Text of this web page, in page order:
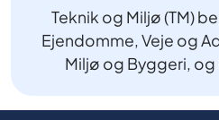
Teknik og Miljø (TM)
Ejendomme, Veje og
Miljø og Byggeri,